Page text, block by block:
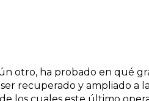
otro, ha probado en qué
recuperado y ampliado a la